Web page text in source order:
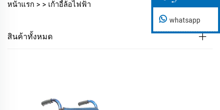
หน้าแรก > > เก้าอี้ล้อไฟฟ้า
สินค้าทั้งหมด
whatsapp